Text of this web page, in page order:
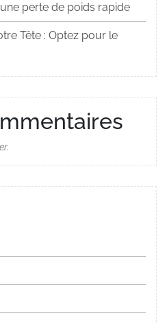
perte de poids rapide
Tête : Optez pour le